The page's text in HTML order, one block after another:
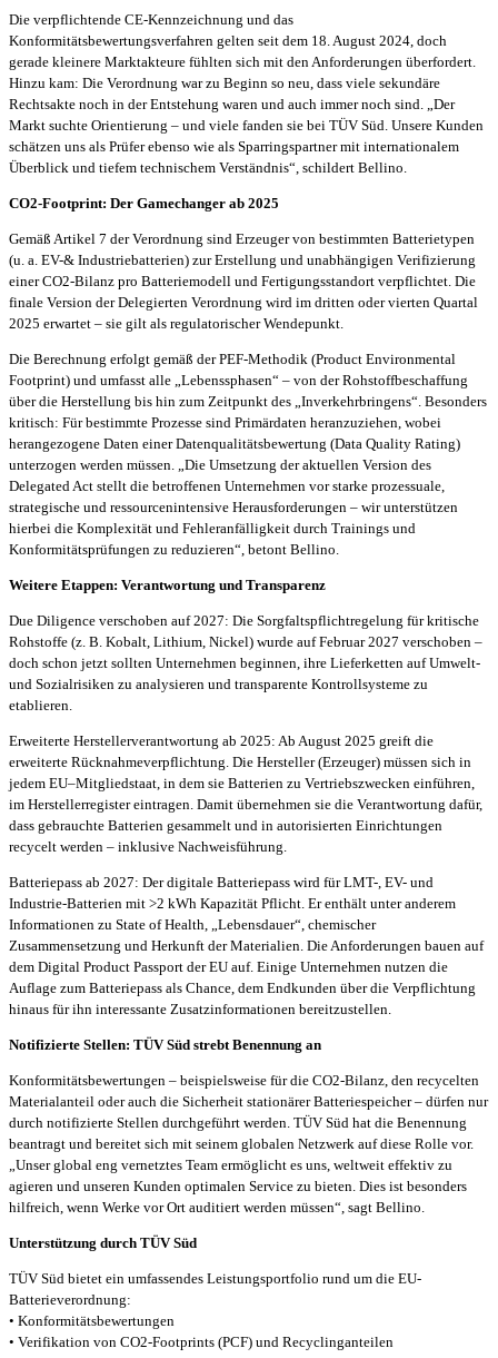
Die verpflichtende CE-Kennzeichnung und das
Konformitätsbewertungsverfahren gelten seit dem 18. August 2024, doch
gerade kleinere Marktakteure fühlten sich mit den Anforderungen überfordert.
Hinzu kam: Die Verordnung war zu Beginn so neu, dass viele sekundäre
Rechtsakte noch in der Entstehung waren und auch immer noch sind. „Der
Markt suchte Orientierung – und viele fanden sie bei TÜV Süd. Unsere Kunden
schätzen uns als Prüfer ebenso wie als Sparringspartner mit internationalem
Überblick und tiefem technischem Verständnis“, schildert Bellino.
CO2-Footprint: Der Gamechanger ab 2025
Gemäß Artikel 7 der Verordnung sind Erzeuger von bestimmten Batterietypen
(u. a. EV-& Industriebatterien) zur Erstellung und unabhängigen Verifizierung
einer CO2-Bilanz pro Batteriemodell und Fertigungsstandort verpflichtet. Die
finale Version der Delegierten Verordnung wird im dritten oder vierten Quartal
2025 erwartet – sie gilt als regulatorischer Wendepunkt.
Die Berechnung erfolgt gemäß der PEF-Methodik (Product Environmental
Footprint) und umfasst alle „Lebenssphasen“ – von der Rohstoffbeschaffung
über die Herstellung bis hin zum Zeitpunkt des „Inverkehrbringens“. Besonders
kritisch: Für bestimmte Prozesse sind Primärdaten heranzuziehen, wobei
herangezogene Daten einer Datenqualitätsbewertung (Data Quality Rating)
unterzogen werden müssen. „Die Umsetzung der aktuellen Version des
Delegated Act stellt die betroffenen Unternehmen vor starke prozessuale,
strategische und ressourcenintensive Herausforderungen – wir unterstützen
hierbei die Komplexität und Fehleranfälligkeit durch Trainings und
Konformitätsprüfungen zu reduzieren“, betont Bellino.
Weitere Etappen: Verantwortung und Transparenz
Due Diligence verschoben auf 2027: Die Sorgfaltspflichtregelung für kritische
Rohstoffe (z. B. Kobalt, Lithium, Nickel) wurde auf Februar 2027 verschoben –
doch schon jetzt sollten Unternehmen beginnen, ihre Lieferketten auf Umwelt-
und Sozialrisiken zu analysieren und transparente Kontrollsysteme zu
etablieren.
Erweiterte Herstellerverantwortung ab 2025: Ab August 2025 greift die
erweiterte Rücknahmeverpflichtung. Die Hersteller (Erzeuger) müssen sich in
jedem EU–Mitgliedstaat, in dem sie Batterien zu Vertriebszwecken einführen,
im Herstellerregister eintragen. Damit übernehmen sie die Verantwortung dafür,
dass gebrauchte Batterien gesammelt und in autorisierten Einrichtungen
recycelt werden – inklusive Nachweisführung.
Batteriepass ab 2027: Der digitale Batteriepass wird für LMT-, EV- und
Industrie-Batterien mit >2 kWh Kapazität Pflicht. Er enthält unter anderem
Informationen zu State of Health, „Lebensdauer“, chemischer
Zusammensetzung und Herkunft der Materialien. Die Anforderungen bauen auf
dem Digital Product Passport der EU auf. Einige Unternehmen nutzen die
Auflage zum Batteriepass als Chance, dem Endkunden über die Verpflichtung
hinaus für ihn interessante Zusatzinformationen bereitzustellen.
Notifizierte Stellen: TÜV Süd strebt Benennung an
Konformitätsbewertungen – beispielsweise für die CO2-Bilanz, den recycelten
Materialanteil oder auch die Sicherheit stationärer Batteriespeicher – dürfen nur
durch notifizierte Stellen durchgeführt werden. TÜV Süd hat die Benennung
beantragt und bereitet sich mit seinem globalen Netzwerk auf diese Rolle vor.
„Unser global eng vernetztes Team ermöglicht es uns, weltweit effektiv zu
agieren und unseren Kunden optimalen Service zu bieten. Dies ist besonders
hilfreich, wenn Werke vor Ort auditiert werden müssen“, sagt Bellino.
Unterstützung durch TÜV Süd
TÜV Süd bietet ein umfassendes Leistungsportfolio rund um die EU-
Batterieverordnung:
• Konformitätsbewertungen
• Verifikation von CO2-Footprints (PCF) und Recyclinganteilen